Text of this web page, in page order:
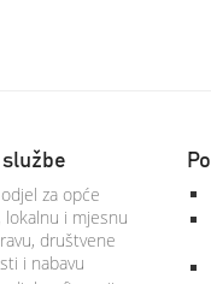
za opće
lokalnu i mjesnu
društvene
i nabavu